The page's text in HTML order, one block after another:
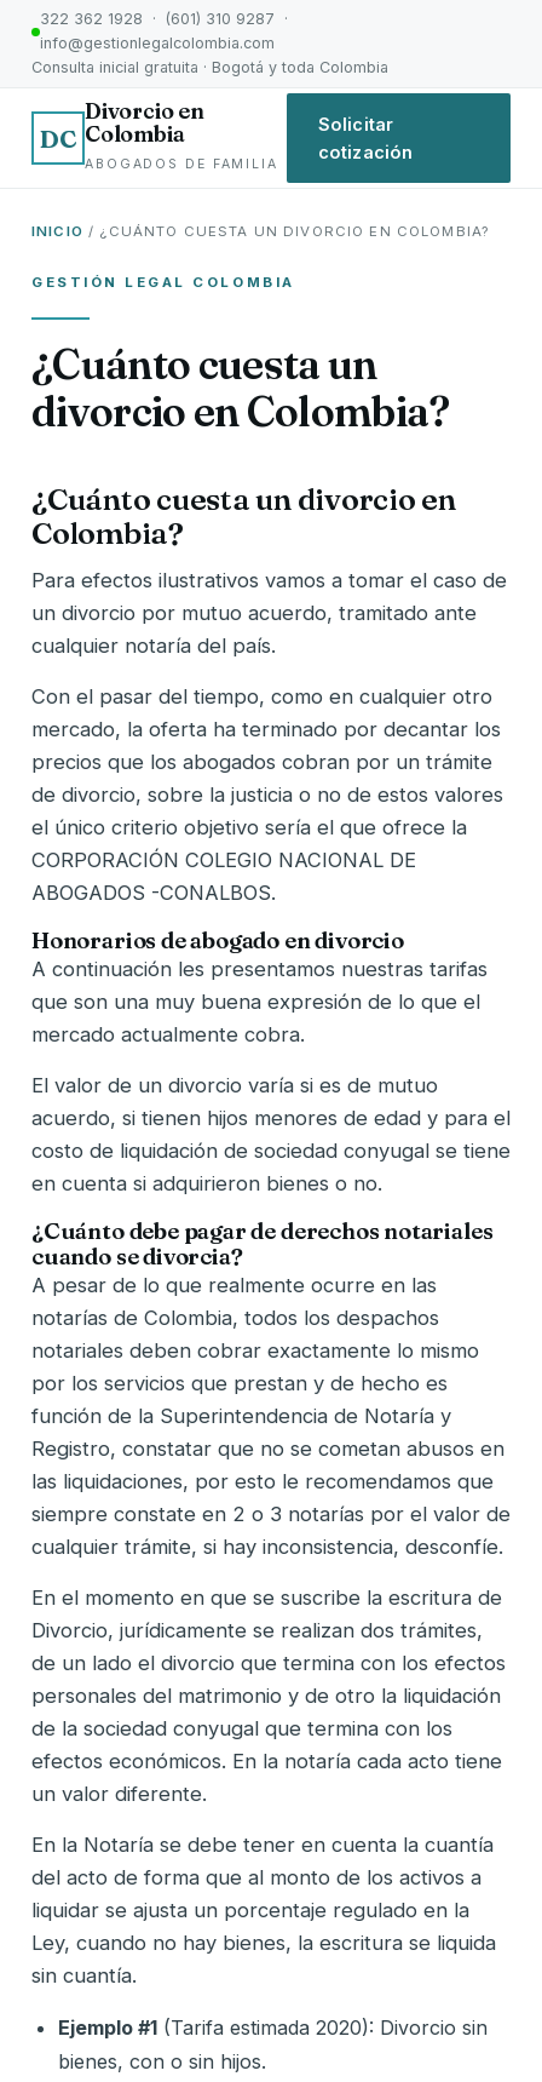
322 362 1928 · (601) 310 9287 ·
info@gestionlegalcolombia.com
Consulta inicial gratuita · Bogotá y toda Colombia
DC
Divorcio en
Colombia
ABOGADOS DE FAMILIA
Solicitar
cotización
INICIO / ¿CUÁNTO CUESTA UN DIVORCIO EN COLOMBIA?
GESTIÓN LEGAL COLOMBIA
¿Cuánto cuesta un
divorcio en Colombia?
¿Cuánto cuesta un divorcio en
Colombia?
Para efectos ilustrativos vamos a tomar el caso de
un divorcio por mutuo acuerdo, tramitado ante
cualquier notaría del país.
Con el pasar del tiempo, como en cualquier otro
mercado, la oferta ha terminado por decantar los
precios que los abogados cobran por un trámite
de divorcio, sobre la justicia o no de estos valores
el único criterio objetivo sería el que ofrece la
CORPORACIÓN COLEGIO NACIONAL DE
ABOGADOS -CONALBOS.
Honorarios de abogado en divorcio
A continuación les presentamos nuestras tarifas
que son una muy buena expresión de lo que el
mercado actualmente cobra.
El valor de un divorcio varía si es de mutuo
acuerdo, si tienen hijos menores de edad y para el
costo de liquidación de sociedad conyugal se tiene
en cuenta si adquirieron bienes o no.
¿Cuánto debe pagar de derechos notariales
cuando se divorcia?
A pesar de lo que realmente ocurre en las
notarías de Colombia, todos los despachos
notariales deben cobrar exactamente lo mismo
por los servicios que prestan y de hecho es
función de la Superintendencia de Notaría y
Registro, constatar que no se cometan abusos en
las liquidaciones, por esto le recomendamos que
siempre constate en 2 o 3 notarías por el valor de
cualquier trámite, si hay inconsistencia, desconfíe.
En el momento en que se suscribe la escritura de
Divorcio, jurídicamente se realizan dos trámites,
de un lado el divorcio que termina con los efectos
personales del matrimonio y de otro la liquidación
de la sociedad conyugal que termina con los
efectos económicos. En la notaría cada acto tiene
un valor diferente.
En la Notaría se debe tener en cuenta la cuantía
del acto de forma que al monto de los activos a
liquidar se ajusta un porcentaje regulado en la
Ley, cuando no hay bienes, la escritura se liquida
sin cuantía.
Ejemplo #1 (Tarifa estimada 2020): Divorcio sin
bienes, con o sin hijos.